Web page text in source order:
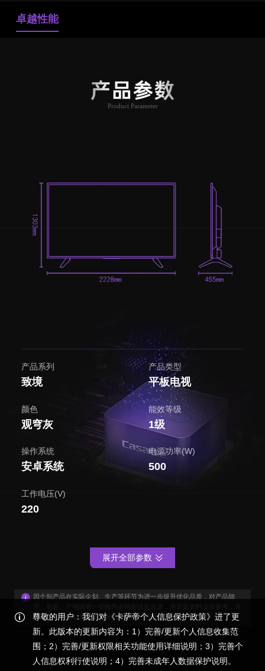
卓越性能
产品参数
Product Parameter
产品系列
致境
产品类型
平板电视
颜色
观穹灰
能效等级
1级
操作系统
安卓系统
电源功率(W)
500
工作电压(V)
220
因个别产品在实际企划、生产等环节为进一步提升优化品质，对产品细
体外观与功能以产品装箱说明书为准，感谢您的谅解！
展开全部参数
尊敬的用户：我们对《卡萨帝个人信息保护政策》进了更
新。此版本的更新内容为：1）完善/更新个人信息收集范
围；2）完善/更新权限相关功能使用详细说明；3）完善个
人信息权利行使说明；4）完善未成年人数据保护说明。